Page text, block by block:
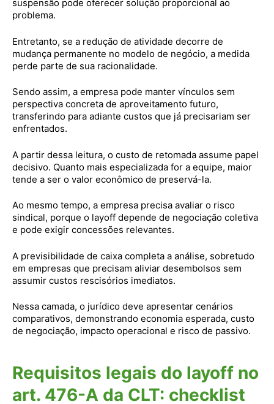
suspensão pode oferecer solução proporcional ao
problema.
Entretanto, se a redução de atividade decorre de
mudança permanente no modelo de negócio, a medida
perde parte de sua racionalidade.
Sendo assim, a empresa pode manter vínculos sem
perspectiva concreta de aproveitamento futuro,
transferindo para adiante custos que já precisariam ser
enfrentados.
A partir dessa leitura, o custo de retomada assume papel
decisivo. Quanto mais especializada for a equipe, maior
tende a ser o valor econômico de preservá-la.
Ao mesmo tempo, a empresa precisa avaliar o risco
sindical, porque o layoff depende de negociação coletiva
e pode exigir concessões relevantes.
A previsibilidade de caixa completa a análise, sobretudo
em empresas que precisam aliviar desembolsos sem
assumir custos rescisórios imediatos.
Nessa camada, o jurídico deve apresentar cenários
comparativos, demonstrando economia esperada, custo
de negociação, impacto operacional e risco de passivo.
Requisitos legais do layoff no
art. 476-A da CLT: checklist